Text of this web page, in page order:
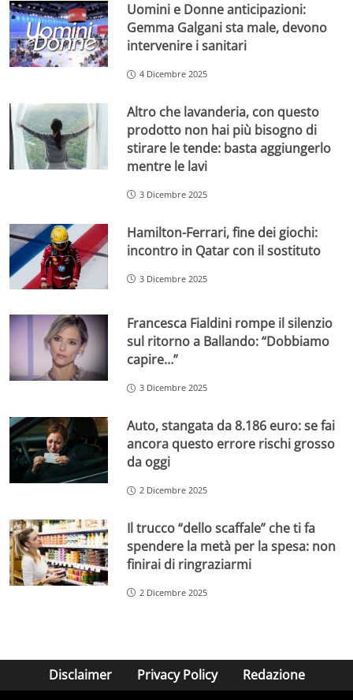
Uomini e Donne anticipazioni:
Gemma Galgani sta male, devono
intervenire i sanitari
4 Dicembre 2025
Altro che lavanderia, con questo
prodotto non hai più bisogno di
stirare le tende: basta aggiungerlo
mentre le lavi
3 Dicembre 2025
Hamilton-Ferrari, fine dei giochi:
incontro in Qatar con il sostituto
3 Dicembre 2025
Francesca Fialdini rompe il silenzio
sul ritorno a Ballando: “Dobbiamo
capire…”
3 Dicembre 2025
Auto, stangata da 8.186 euro: se fai
ancora questo errore rischi grosso
da oggi
2 Dicembre 2025
Il trucco “dello scaffale” che ti fa
spendere la metà per la spesa: non
finirai di ringraziarmi
2 Dicembre 2025
Disclaimer Privacy Policy Redazione